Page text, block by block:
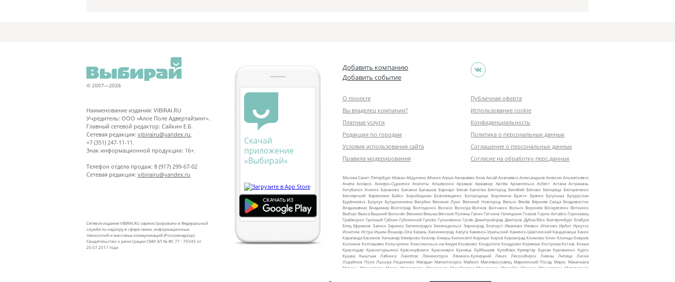
© 2007—2026
Наименование издания: VIBIRAI.RU
Учредитель: ООО «Алое Поле Адвертайзинг».
Главный сетевой редактор: Сайкин Е.Б.
Сетевая редакция: vibirairu@yandex.ru
+7 (351) 247-11-11.
Знак информационной продукции: 16+.
Телефон отдела продаж: 8 (917) 299-67-02
Сетевая редакция: vibirairu@yandex.ru
Сетевое издание VIBIRAI.RU зарегистрировано в Федеральной
службе по надзору в сфере связи, информационных
технологий и массовых коммуникаций (Роскомнадзор).
Свидетельство о регистрации СМИ ЭЛ № ФС 77 - 70345 от
20.07.2017 года
Скачай
приложение
«Выбирай»
Добавить компанию
Добавить событие
О проекте
Вы владелец компании?
Платные услуги
Редакции по городам
Условия использования сайта
Правила модерирования
Публичная оферта
Использование cookie
Конфиденциальность
Политика о персональных данных
Соглашение о персональных данных
Согласие на обработку перс.данных
МоскваСанкт‑ПетербургАбаканАбдулиноАбинскАгрызАзнакаевоАзовАксайАлапаевскАлександровАлексинАльметьевск
Анапа Ангарск Анжеро‑Судженск Апатиты Апшеронск Арзамас Армавир Артём Архангельск Асбест Астана Астрахань
Ахтубинск Ачинск Балаково Балахна Балашов Барнаул Белая Калитва Белгород Белебей Белово Белорецк Белореченск
Белоярский Березники Бийск Биробиджан Благовещенск Богородицк Боровичи Братск Брянск Бугульма Бугуруслан
Будённовск Бузулук Бутурлиновка Валуйки Великие Луки Великий Новгород Вельск Венёв Верхняя Салда Владивосток
Владикавказ Владимир Волгоград Волгодонск Волжск Вологда Волхов Волчанск Вольск Воронеж Воскресенск Воткинск
ВыборгВыкса Вышний Волочёк Вязники Вязьма Вятские Поляны Галич Гатчина Геленджик Глазов Горно‑АлтайскГороховец
Грайворон Грозный Губкин Губкинский Гуково Гулькевичи Гусев Димитровград Дмитров Дубна Ейск Екатеринбург Елабуга
Елец Ефремов Заинск Заринск Зеленоградск Зеленодольск Зерноград Златоуст Иваново Ижевск Ипатово Ирбит Иркутск
Искитим Истра Ишим Йошкар‑Ола Казань Калининград Калуга Каменск‑Уральский Каменск‑Шахтинский Кандалакша Канск
Караганда Касимов Качканар Кемерово Кизляр Кимры Кингисепп Кириши Киров Кировград Климово Клин Клинцы Ковров
Коломна Колпашево Кольчугино Комсомольск‑на‑Амуре Конаково Кондопога Кондрово Коряжма Кострома Котлас Кохма
Краснодар Краснотурьинск Красноуфимск Красноярск Кузнецк Куйбышев Кулебаки Кумертау Курган Курганинск Курск
Кушва
Кыштым Лабинск Лангепас Лениногорск Ленинск‑Кузнецкий Ленск Лесосибирск Ливны Липецк
Лиски
Лодейное Поле Лысьва Людиново Магадан Магнитогорск Майкоп Малоярославец Мариинский Посад Маркс Махачкала
Мегион Медногорск Миасс Миллерово Минусинск Михайловка Мичуринск Можайск Моздок Мончегорск Муравленко